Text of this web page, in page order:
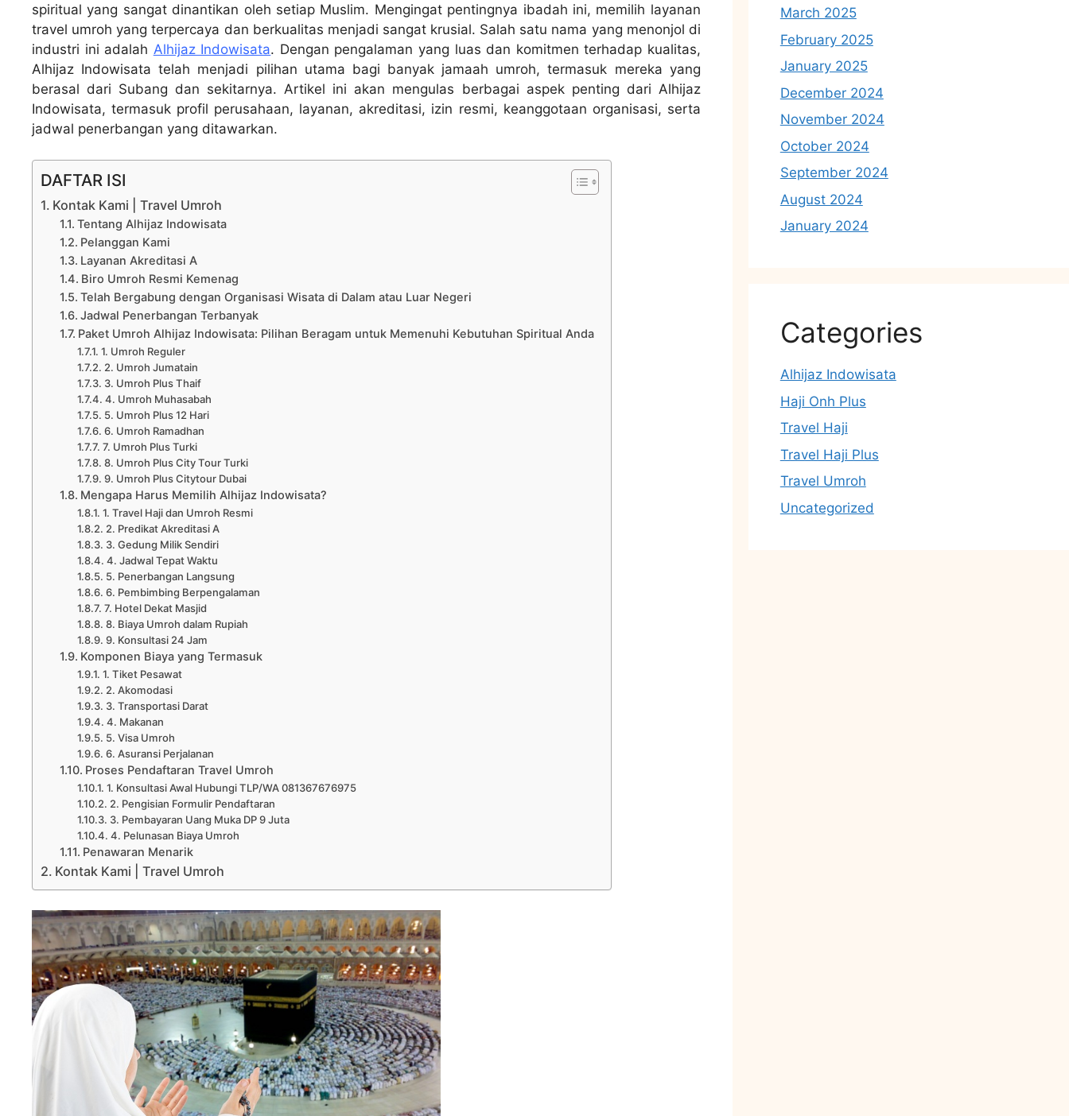
spiritual yang sangat dinantikan oleh setiap Muslim. Mengingat pentingnya ibadah ini, memilih layanan
travel umroh yang terpercaya dan berkualitas menjadi sangat krusial. Salah satu nama yang menonjol di
industri ini adalah Alhijaz Indowisata. Dengan pengalaman yang luas dan komitmen terhadap kualitas,
Alhijaz Indowisata telah menjadi pilihan utama bagi banyak jamaah umroh, termasuk mereka yang
berasal dari Subang dan sekitarnya. Artikel ini akan mengulas berbagai aspek penting dari Alhijaz
Indowisata, termasuk profil perusahaan, layanan, akreditasi, izin resmi, keanggotaan organisasi, serta
jadwal penerbangan yang ditawarkan.
DAFTAR ISI
Kontak Kami | Travel Umroh
Tentang Alhijaz Indowisata
Pelanggan Kami
Layanan Akreditasi A
Biro Umroh Resmi Kemenag
Telah Bergabung dengan Organisasi Wisata di Dalam atau Luar Negeri
Jadwal Penerbangan Terbanyak
Paket Umroh Alhijaz Indowisata: Pilihan Beragam untuk Memenuhi Kebutuhan Spiritual Anda
1. Umroh Reguler
2. Umroh Jumatain
3. Umroh Plus Thaif
4. Umroh Muhasabah
5. Umroh Plus 12 Hari
6. Umroh Ramadhan
7. Umroh Plus Turki
8. Umroh Plus City Tour Turki
9. Umroh Plus Citytour Dubai
Mengapa Harus Memilih Alhijaz Indowisata?
1. Travel Haji dan Umroh Resmi
2. Predikat Akreditasi A
3. Gedung Milik Sendiri
4. Jadwal Tepat Waktu
5. Penerbangan Langsung
6. Pembimbing Berpengalaman
7. Hotel Dekat Masjid
8. Biaya Umroh dalam Rupiah
9. Konsultasi 24 Jam
Komponen Biaya yang Termasuk
1. Tiket Pesawat
2. Akomodasi
3. Transportasi Darat
4. Makanan
5. Visa Umroh
6. Asuransi Perjalanan
Proses Pendaftaran Travel Umroh
1. Konsultasi Awal Hubungi TLP/WA 081367676975
2. Pengisian Formulir Pendaftaran
3. Pembayaran Uang Muka DP 9 Juta
4. Pelunasan Biaya Umroh
Penawaran Menarik
Kontak Kami | Travel Umroh
March 2025
February 2025
January 2025
December 2024
November 2024
October 2024
September 2024
August 2024
January 2024
Categories
Alhijaz Indowisata
Haji Onh Plus
Travel Haji
Travel Haji Plus
Travel Umroh
Uncategorized